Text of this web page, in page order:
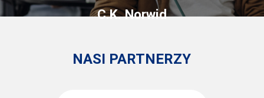
C.K. Norwid
NASI PARTNERZY